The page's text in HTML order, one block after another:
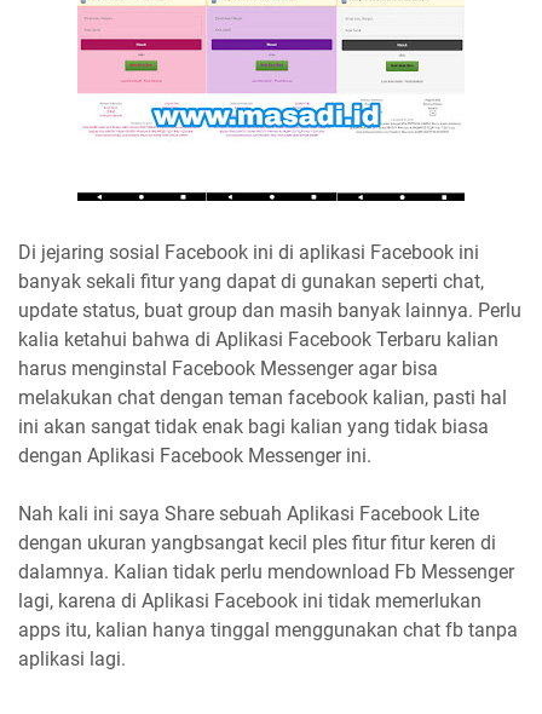
Di jejaring sosial Facebook ini di aplikasi Facebook ini
banyak sekali fitur yang dapat di gunakan seperti chat,
update status, buat group dan masih banyak lainnya. Perlu
kalia ketahui bahwa di Aplikasi Facebook Terbaru kalian
harus menginstal Facebook Messenger agar bisa
melakukan chat dengan teman facebook kalian, pasti hal
ini akan sangat tidak enak bagi kalian yang tidak biasa
dengan Aplikasi Facebook Messenger ini.
Nah kali ini saya Share sebuah Aplikasi Facebook Lite
dengan ukuran yangbsangat kecil ples fitur fitur keren di
dalamnya. Kalian tidak perlu mendownload Fb Messenger
lagi, karena di Aplikasi Facebook ini tidak memerlukan
apps itu, kalian hanya tinggal menggunakan chat fb tanpa
aplikasi lagi.